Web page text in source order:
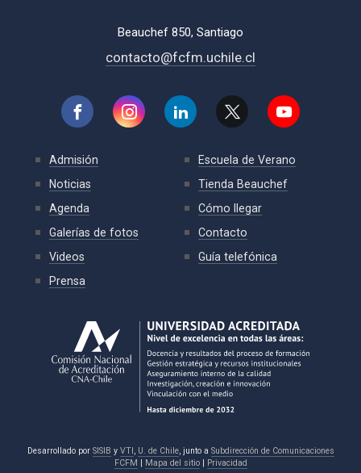
Beauchef 850, Santiago
contacto@fcfm.uchile.cl
Admisión
Noticias
Agenda
Galerías de fotos
Videos
Prensa
Escuela de Verano
Tienda Beauchef
Cómo llegar
Contacto
Guía telefónica
Desarrollado por SISIB y VTI , U. de Chile, junto a Subdirección de Comunicaciones
FCFM
Mapa del sitio| Privacidad